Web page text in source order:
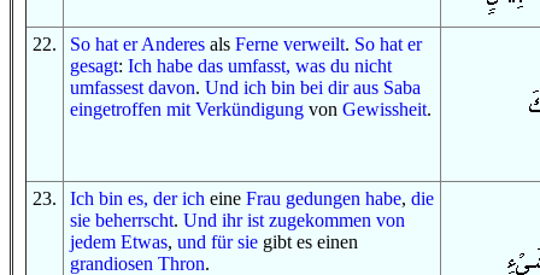
22. So hat er Anderes als Ferne verweilt. So hat er
gesagt: Ich habe das umfasst, was du nicht
umfassest davon. Und ich bin bei dir aus Saba
eingetroffen mit Verkündigung von Gewissheit.
23. Ich bin es, der ich eine Frau gedungen habe, die
sie beherrscht. Und ihr ist zugekommen von
jedem Etwas, und für sie gibt es einen
grandiosen Thron.